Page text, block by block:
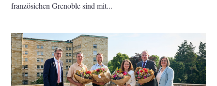
französichen Grenoble sind mit